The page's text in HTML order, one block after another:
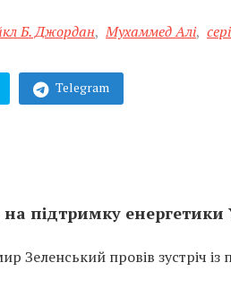
Б. Джордан, Мухаммед Алі,
Telegram
підтримку енергетики
Зеленський провів зустріч